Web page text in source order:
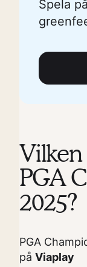
Spela
PGA
2025?
PGA
på Viaplay